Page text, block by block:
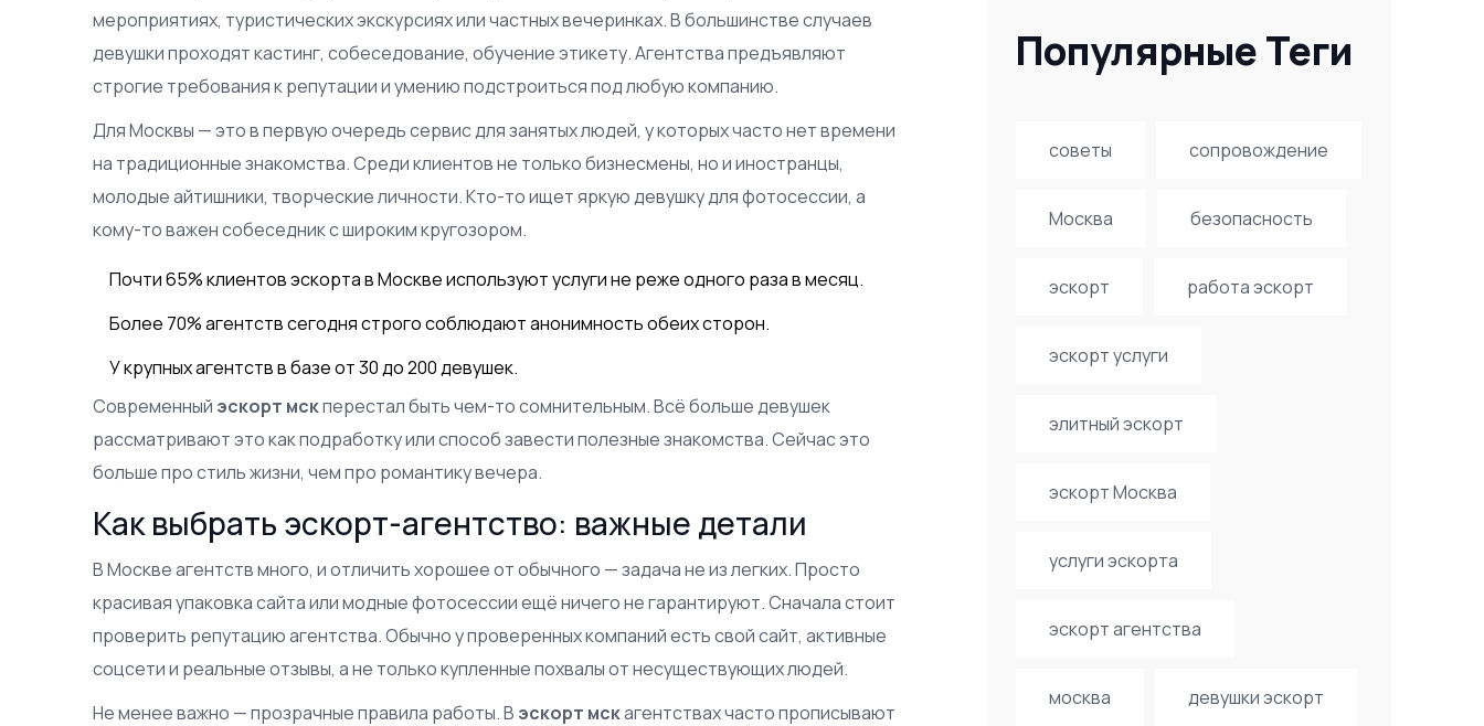
Популярные Теги
советы сопровождение
Москва безопасность
эскорт работа эскорт
эскорт услуги
элитный эскорт
эскорт Москва
услуги эскорта
эскорт агентства
москва девушки эскорт
мероприятиях, туристических экскурсиях или частных вечеринках. В большинстве случаев
девушки проходят кастинг, собеседование, обучение этикету. Агентства предъявляют
строгие требования к репутации и умению подстроиться под любую компанию.
Для Москвы — это в первую очередь сервис для занятых людей, у которых часто нет времени
на традиционные знакомства. Среди клиентов не только бизнесмены, но и иностранцы,
молодые айтишники, творческие личности. Кто-то ищет яркую девушку для фотосессии, а
кому-то важен собеседник с широким кругозором.
Почти 65% клиентов эскорта в Москве используют услуги не реже одного раза в месяц.
Более 70% агентств сегодня строго соблюдают анонимность обеих сторон.
У крупных агентств в базе от 30 до 200 девушек.
Современный эскорт мскперестал быть чем-то сомнительным. Всё больше девушек
рассматривают это как подработку или способ завести полезные знакомства. Сейчас это
больше про стиль жизни, чем про романтику вечера.
Как выбрать эскорт-агентство: важные детали
В Москве агентств много, и отличить хорошее от обычного — задача не из легких. Просто
красивая упаковка сайта или модные фотосессии ещё ничего не гарантируют. Сначала стоит
проверить репутацию агентства. Обычно у проверенных компаний есть свой сайт, активные
соцсети и реальные отзывы, а не только купленные похвалы от несуществующих людей.
Не менее важно — прозрачные правила работы. В эскорт мскагентствах часто прописывают